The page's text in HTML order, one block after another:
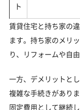
ト
賃貸住宅と持ち家の
ます。持ち家のメリ
り、リフォームや自
一方、デメリットと
複雑な手続きがあり
固定費用として継続